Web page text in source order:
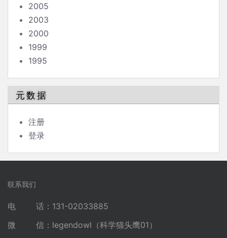
2005
2003
2000
1999
1995
元数据
注册
登录
联系我们
电 话：131-02033885
微 信：legendowl（科学猫头鹰01）